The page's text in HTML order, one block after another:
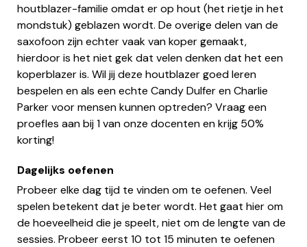
houtblazer-familie omdat er op hout (het rietje in het
mondstuk) geblazen wordt. De overige delen van de
saxofoon zijn echter vaak van koper gemaakt,
hierdoor is het niet gek dat velen denken dat het een
koperblazer is. Wil jij deze houtblazer goed leren
bespelen en als een echte Candy Dulfer en Charlie
Parker voor mensen kunnen optreden? Vraag een
proefles aan bij 1 van onze docenten en krijg 50%
korting!
Dagelijks oefenen
Probeer elke dag tijd te vinden om te oefenen. Veel
spelen betekent dat je beter wordt. Het gaat hier om
de hoeveelheid die je speelt, niet om de lengte van de
sessies. Probeer eerst 10 tot 15 minuten te oefenen